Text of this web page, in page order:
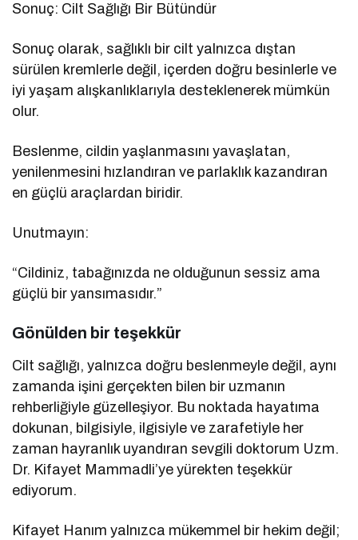
Sonuç: Cilt Sağlığı Bir Bütündür
Sonuç olarak, sağlıklı bir cilt yalnızca dıştan
sürülen kremlerle değil, içerden doğru besinlerle ve
iyi yaşam alışkanlıklarıyla desteklenerek mümkün
olur.
Beslenme, cildin yaşlanmasını yavaşlatan,
yenilenmesini hızlandıran ve parlaklık kazandıran
en güçlü araçlardan biridir.
Unutmayın:
“Cildiniz, tabağınızda ne olduğunun sessiz ama
güçlü bir yansımasıdır.”
Gönülden bir teşekkür
Cilt sağlığı, yalnızca doğru beslenmeyle değil, aynı
zamanda işini gerçekten bilen bir uzmanın
rehberliğiyle güzelleşiyor. Bu noktada hayatıma
dokunan, bilgisiyle, ilgisiyle ve zarafetiyle her
zaman hayranlık uyandıran sevgili doktorum Uzm.
Dr. Kifayet Mammadli’ye yürekten teşekkür
ediyorum.
Kifayet Hanım yalnızca mükemmel bir hekim değil;